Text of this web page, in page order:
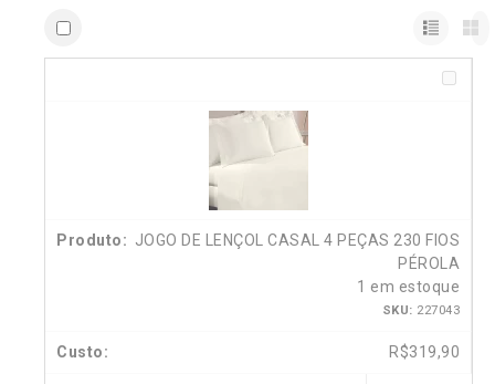
JOGO DE LENÇOL CASAL 4 PEÇAS 230 FIOS
PÉROLA
1 em estoque
SKU: 227043
R$319,90